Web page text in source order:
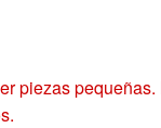
piezas